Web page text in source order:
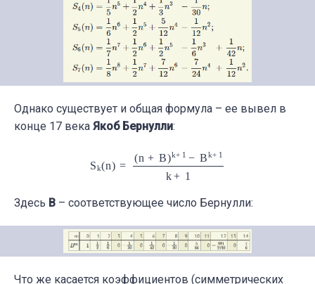
Однако существует и общая формула – ее вывел в
конце 17 века Якоб Бернулли:
− Bk + 1
Здесь B – соответствующее число Бернулли:
Что же касается коэффициентов (симметрических